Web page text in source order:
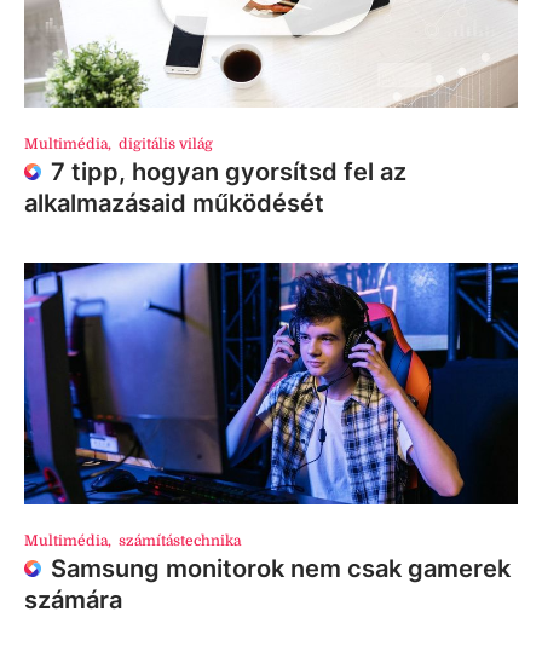
Multimédia, digitális világ
7 tipp, hogyan gyorsítsd fel az
alkalmazásaid működését
Multimédia, számítástechnika
Samsung monitorok nem csak gamerek
számára